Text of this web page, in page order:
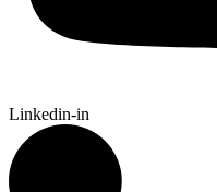
Linkedin-in